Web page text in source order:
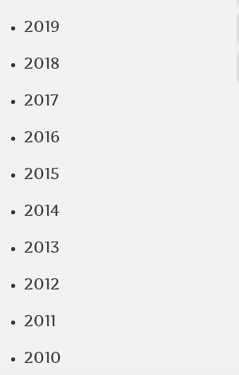
2019
2018
2017
2016
2015
2014
2013
2012
2011
2010